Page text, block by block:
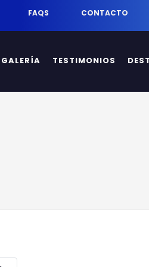
FAQS CONTACTO
GALERÍA TESTIMONIOS